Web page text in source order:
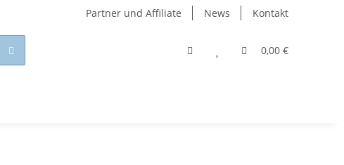
Partner und Affiliate News Kontakt
0,00 €